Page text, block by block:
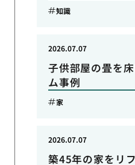
知識
子供部屋の畳を
ム事例
2026.07.07
家
築45年の家をリ
2026.07.07